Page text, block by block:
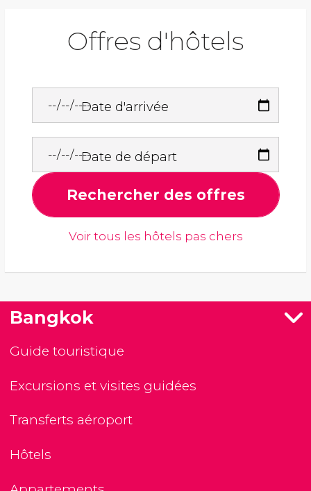
Offres d'hôtels
Date d'arrivée
Date de départ
Rechercher des offres
Voir tous les hôtels pas chers
Bangkok
Guide touristique
Excursions et visites guidées
Transferts aéroport
Hôtels